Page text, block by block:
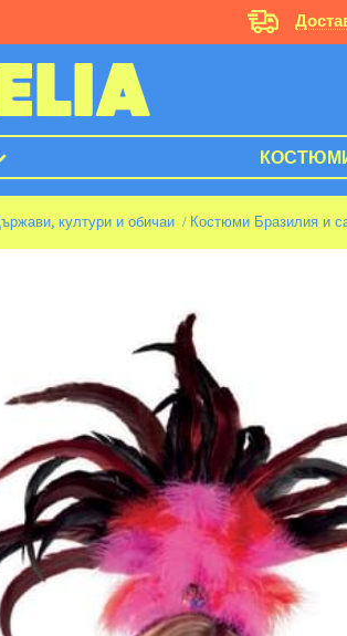
култури и обичаи Костюми Бразилия и